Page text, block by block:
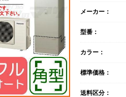
メーカー：
型番：
カラー：
標準価格：
送料区分：